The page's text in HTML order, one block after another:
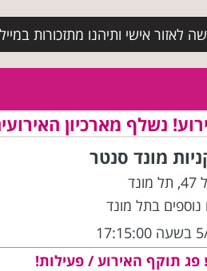
אישי ותיהנו מתזכורות
נשלף מארכיון
מונד סנטר
, תל מונד
נוספים בתל מונד
פג תוקף האירוע / פעילות!